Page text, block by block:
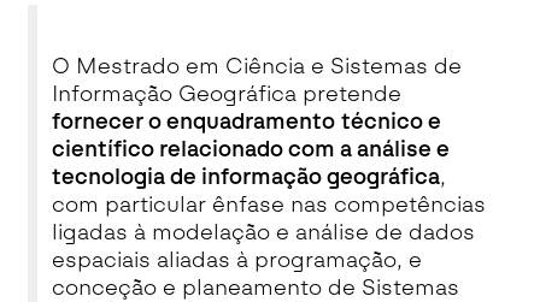
O Mestrado em Ciência e Sistemas de
Informação Geográfica pretende
fornecer o enquadramento técnico e
científico relacionado com a análise e
tecnologia de informação geográfica,
com particular ênfase nas competências
ligadas à modelação e análise de dados
espaciais aliadas à programação, e
conceção e planeamento de Sistemas